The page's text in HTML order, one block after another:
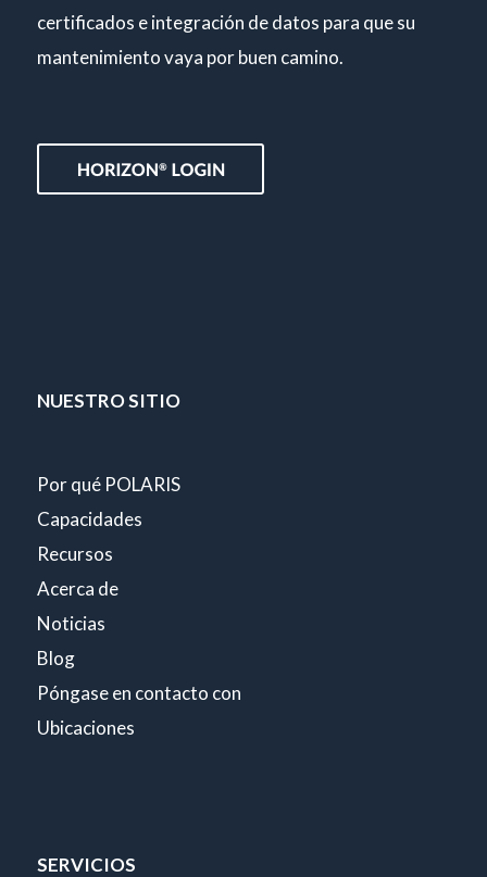
certificados e integración de datos para que su
mantenimiento vaya por buen camino.
NUESTRO SITIO
Por qué POLARIS
Capacidades
Recursos
Acerca de
Noticias
Blog
Póngase en contacto con
Ubicaciones
SERVICIOS